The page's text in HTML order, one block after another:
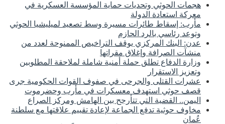
هجمات الحوثي وتحديات حماية المؤسسة العسكرية في
معركة استعادة الدولة
مأرب: إسقاط طائرات مسيرة وسط تصعيد لميليشيا الحوثي
وتوعد رئاسي بالرد الحازم
عدن: البنك المركزي يوقف التراخيص الممنوحة لعدد من
منشآت الصرافة وإغلاق مقراتها
وزارة الدفاع تطلق حملة أمنية شاملة لملاحقة المطلوبين
وتعزيز الاستقرار
عشرات القتلى والجرحى في صفوف القوات الحكومية جرى
قصف حوثي استهدف معسكرات في مأرب وحضرموت
اليمن.. القضية التي تتأرجح بين الهامش ومركز الصراع
مخاوف حوثية تدفع الجماعة لإعادة تقييم علاقتها مع سلطنة
عُمان